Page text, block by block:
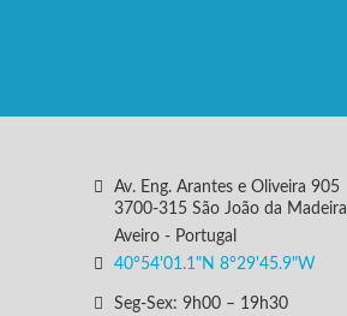
Av. Eng. Arantes e Oliveira 905
3700-315 São João da Madeira
Aveiro - Portugal
40°54'01.1"N 8°29'45.9"W
Seg-Sex: 9h00 – 19h30